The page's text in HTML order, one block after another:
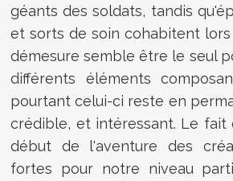
géants des soldats, tandis
et sorts de soin cohabitent lors
démesure semble être le seul
différents éléments
pourtant celui-ci reste en
crédible, et intéressant. Le fait
début de l'aventure des
fortes pour notre niveau